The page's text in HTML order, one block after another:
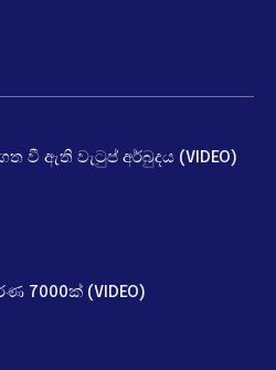
වී ඇති වැටුප් අර්බුදය (VIDEO)
7000ක් (VIDEO)